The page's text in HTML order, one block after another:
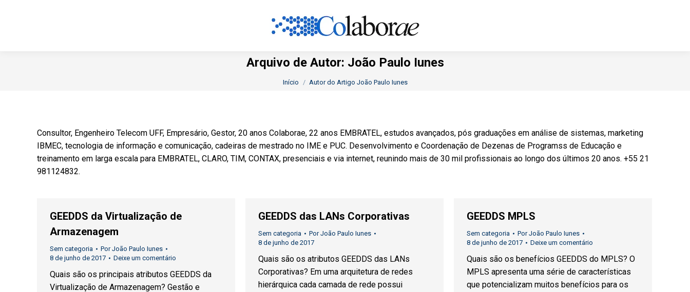
Arquivo de Autor: João Paulo Iunes
Você está aqui:
Início Autor do Artigo João Paulo Iunes
Consultor, Engenheiro Telecom UFF, Empresário, Gestor, 20 anos Colaborae, 22 anos EMBRATEL, estudos avançados, pós graduações em análise de sistemas, marketing
IBMEC, tecnologia de informação e comunicação, cadeiras de mestrado no IME e PUC. Desenvolvimento e Coordenação de Dezenas de Programss de Educação e
treinamento em larga escala para EMBRATEL, CLARO, TIM, CONTAX, presenciais e via internet, reunindo mais de 30 mil profissionais ao longo dos últimos 20 anos. +55 21
981124832.
GEEDDS da Virtualização de
Armazenagem
Sem categoria PorJoão Paulo Iunes
8 de junho de 2017
Deixe um comentário
Quais são os principais atributos GEEDDS da
Virtualização de Armazenagem? Gestão e
GEEDDS das LANs Corporativas
Sem categoria PorJoão Paulo Iunes
8 de junho de 2017
Quais são os atributos GEEDDS das LANs
Corporativas? Em uma arquitetura de redes
hierárquica cada camada de rede possui
GEEDDS MPLS
Sem categoria PorJoão Paulo Iunes
8 de junho de 2017
Deixe um comentário
Quais são os benefícios GEEDDS do MPLS? O
MPLS apresenta uma série de características
que potencializam muitos benefícios para os